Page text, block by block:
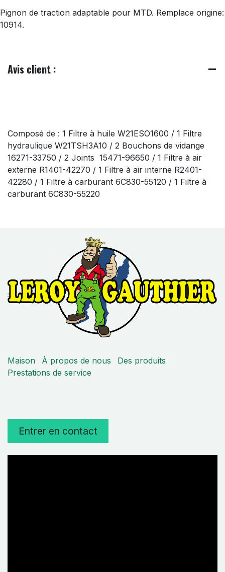
Pignon de traction adaptable pour MTD. Remplace origine:
10914.
Avis client :
Composé de : 1 Filtre à huile W21ESO1600 / 1 Filtre
hydraulique W21TSH3A10 / 2 Bouchons de vidange
16271-33750 / 2 Joints 15471-96650 / 1 Filtre à air
externe R1401-42270 / 1 Filtre à air interne R2401-
42280 / 1 Filtre à carburant 6C830-55120 / 1 Filtre à
carburant 6C830-55220
Maison À propos de nous
Des produits
Prestations de service
Entrer en contact